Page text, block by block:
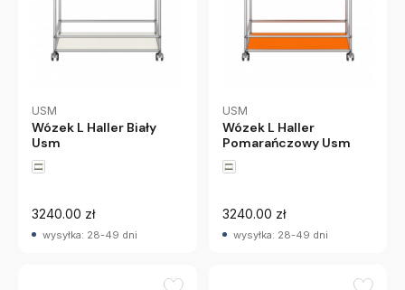
USM
Wózek L Haller Biały
Usm
3240.00 zł
wysyłka: 28-49 dni
USM
Wózek L Haller
Pomarańczowy Usm
3240.00 zł
wysyłka: 28-49 dni